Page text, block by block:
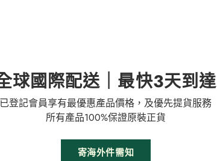
球國際配送｜最快3天到達
已登記會員享有最優惠產品價格，及優先提貨服務
所有產品100%保證原裝正貨
寄海外件需知